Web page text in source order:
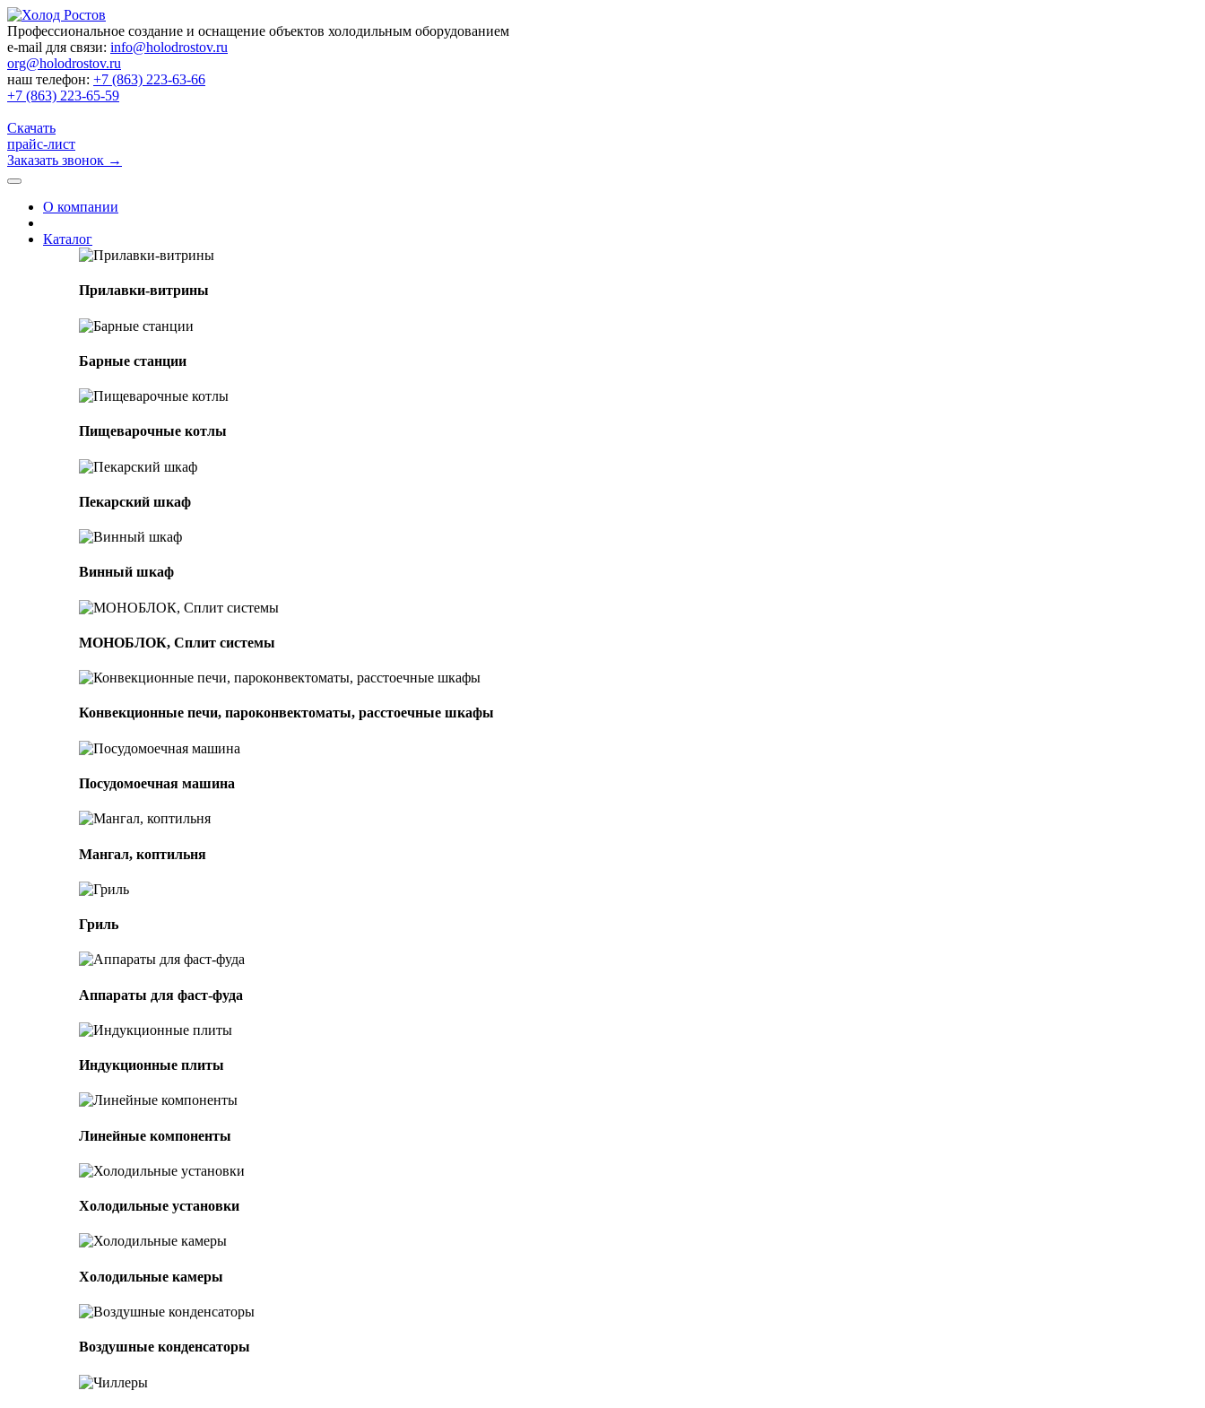
Профессиональное создание и оснащение объектов холодильным оборудованием
e-mail для связи: info@holodrostov.ru
org@holodrostov.ru
наш телефон: +7 (863) 223-63-66
+7 (863) 223-65-59
Скачать
прайс-лист
Заказать звонок →
О компании
Каталог
Прилавки-витрины
Барные станции
Пищеварочные котлы
Пекарский шкаф
Винный шкаф
МОНОБЛОК, Сплит системы
Конвекционные печи, пароконвектоматы, расстоечные шкафы
Посудомоечная машина
Мангал, коптильня
Гриль
Аппараты для фаст-фуда
Индукционные плиты
Линейные компоненты
Холодильные установки
Холодильные камеры
Воздушные конденсаторы